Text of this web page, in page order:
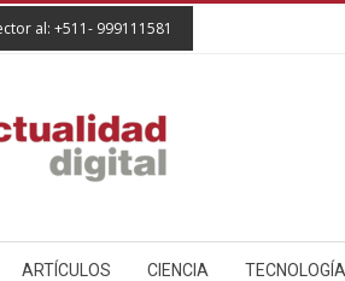
al: +511- 999111581
ARTÍCULOS CIENCIA TECNOLOGÍA